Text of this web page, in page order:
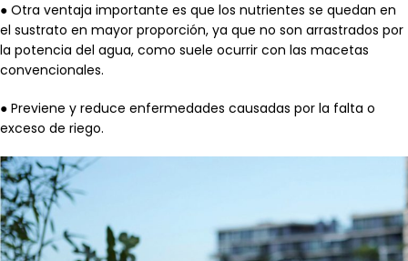
● Otra ventaja importante es que los nutrientes se quedan en
el sustrato en mayor proporción, ya que no son arrastrados por
la potencia del agua, como suele ocurrir con las macetas
convencionales.
● Previene y reduce enfermedades causadas por la falta o
exceso de riego.